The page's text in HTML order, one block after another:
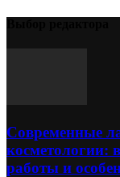
Современные
косметологии:
работы и